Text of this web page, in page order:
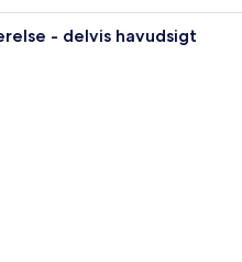
Et hotelværelse med seng,
- delvis havudsigt